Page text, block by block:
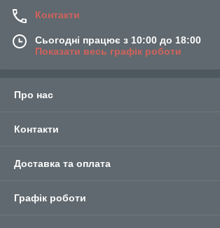
Контакти
Сьогодні працює з 10:00 до 18:00
Показати весь графік роботи
Про нас
Контакти
Доставка та оплата
Графік роботи